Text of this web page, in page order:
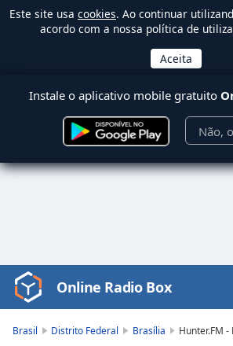
Este site usa cookies. Ao continuar
acordo com a nossa política de
Instale o aplicativo mobile gratuito
Não,
Video
Player
Online Radio Box
Brasil Distrito Federal Brasília Hunter.FM -